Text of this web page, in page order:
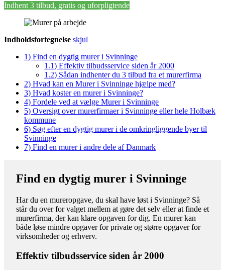
Indhent 3 tilbud, gratis og uforpligtende
Indholdsfortegnelse skjul
1) Find en dygtig murer i Svinninge
1.1) Effektiv tilbudsservice siden år 2000
1.2) Sådan indhenter du 3 tilbud fra et murerfirma
2) Hvad kan en Murer i Svinninge hjælpe med?
3) Hvad koster en murer i Svinninge?
4) Fordele ved at vælge Murer i Svinninge
5) Oversigt over murerfirmaer i Svinninge eller hele Holbæk
kommune
6) Søg efter en dygtig murer i de omkringliggende byer til
Svinninge
7) Find en murer i andre dele af Danmark
Find en dygtig murer i Svinninge
Har du en mureropgave, du skal have løst i Svinninge? Så
står du over for valget mellem at gøre det selv eller at finde et
murerfirma, der kan klare opgaven for dig. En murer kan
både løse mindre opgaver for private og større opgaver for
virksomheder og erhverv.
Effektiv tilbudsservice siden år 2000